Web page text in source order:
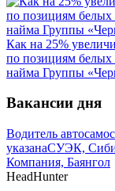
Как на 25%
по позициям белых
найма Группы
Вакансии дня
Водитель
указанаСУЭК,
Компания, Баянгол
HeadHunter